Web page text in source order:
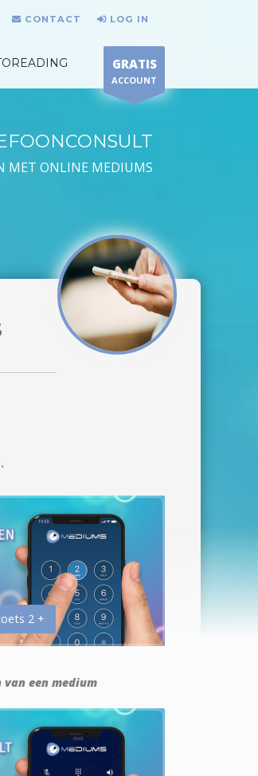
CONTACT LOG IN
GRATIS
ACCOUNT
MET ONLINE MEDIUMS
2 +
van een medium